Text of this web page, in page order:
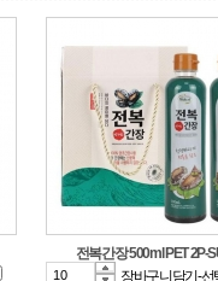
전복간장 500ml PET 2P-
장바구니담기-